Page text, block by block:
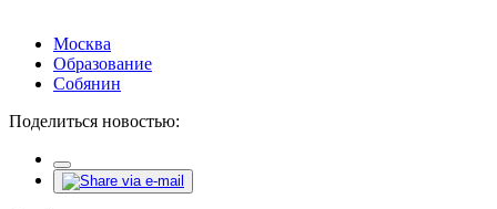
Москва
Образование
Собянин
Поделиться новостью: